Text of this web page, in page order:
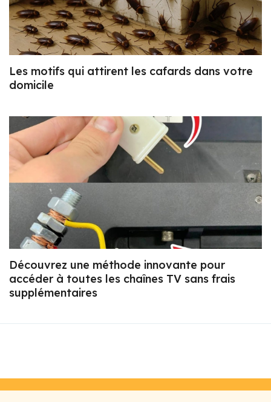
Les motifs qui attirent les cafards dans votre
domicile
Découvrez une méthode innovante pour
accéder à toutes les chaînes TV sans frais
supplémentaires